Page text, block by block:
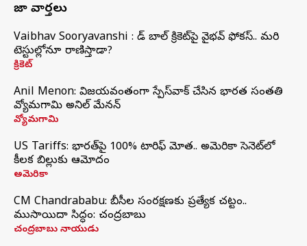
తాజా వార్తలు
Vaibhav Sooryavanshi : రెడ్ బాల్ క్రికెట్‌పై వైభవ్ ఫోకస్.. మరి
టెస్టుల్లోనూ రాణిస్తాడా?
క్రికెట్
Anil Menon: విజయవంతంగా స్పేస్‌వాక్‌ చేసిన భారత సంతతి
వ్యోమగామి అనిల్‌ మేనన్
వ్యోమగామి
US Tariffs: భారత్‌పై 100% టారిఫ్‌ మోత.. అమెరికా సెనెట్‌లో
కీలక బిల్లుకు ఆమోదం
అమెరికా
CM Chandrababu: బీసీల సంరక్షణకు ప్రత్యేక చట్టం..
ముసాయిదా సిద్ధం: చంద్రబాబు
చంద్రబాబు నాయుడు